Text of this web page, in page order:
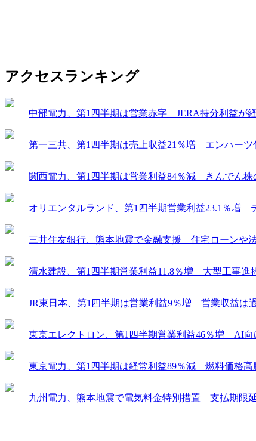
アクセスランキング
中部電力、第1四半期は営業赤字 JERA持分利益が
第一三共、第1四半期は売上収益21％増 エンハーツ
関西電力、第1四半期は営業利益84％減 きんでん株
オリエンタルランド、第1四半期営業利益23.1％増
三井住友銀行、熊本地震で金融支援 住宅ローンや
清水建設、第1四半期営業利益11.8％増 大型工事進
JR東日本、第1四半期は営業利益9％増 営業収益は
東京エレクトロン、第1四半期営業利益46％増 AI
東京電力、第1四半期は経常利益89％減 燃料価格高
九州電力、熊本地震で電気料金特別措置 支払期限